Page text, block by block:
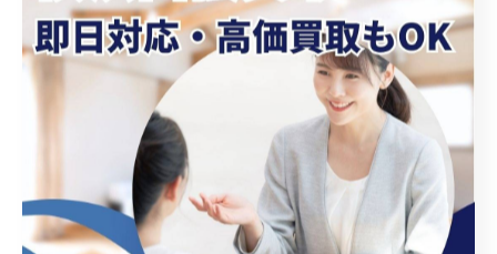
唐沢の不用品整理と現金化を効率化する
コツ
2025/09/30
2 5 ... 14